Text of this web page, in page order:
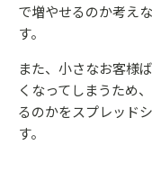
で増やせるのか考え
す。
また、小さなお客様
くなってしまうため
るのかをスプレッド
す。